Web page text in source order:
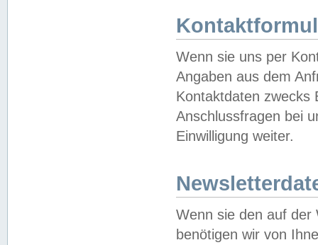
Wenn sie uns per
Angaben aus dem
Kontaktdaten zwecks
Anschlussfragen bei
Einwilligung weiter.
Wenn sie den auf der
benötigen wir von